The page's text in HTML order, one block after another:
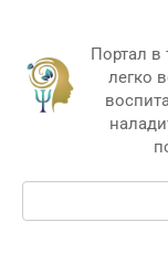
контенту
Портал в
легко
Поиск: